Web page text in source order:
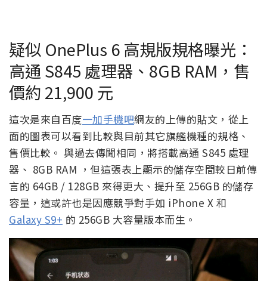
疑似 OnePlus 6 高規版規格曝光：
高通 S845 處理器、8GB RAM，售
價約 21,900 元
這次是來自百度一加手機吧網友的上傳的貼文，從上
面的圖表可以看到比較與目前其它旗艦機種的規格、
售價比較。 與過去傳聞相同，將搭載高通 S845 處理
器、 8GB RAM ，但這張表上顯示的儲存空間較日前傳
言的 64GB / 128GB 來得更大、提升至 256GB 的儲存
容量，這或許也是因應競爭對手如 iPhone X 和
Galaxy S9+ 的 256GB 大容量版本而生。